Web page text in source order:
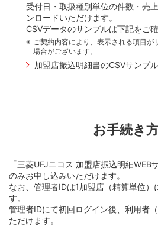
受付日・取扱種別単位の件数・売
ンロードいただけます。
CSVデータのサンプルは下記をご確
ご契約内容により、表示される項目が
場合がございます。
加盟店振込明細書のCSVサンプ
お手続き
「三菱UFJニコス 加盟店振込明細WEB
のみお申し込みいただけます。
なお、管理者IDは1加盟店（精算単位）
す。
管理者IDにて初回ログイン後、利用者
ただけます。